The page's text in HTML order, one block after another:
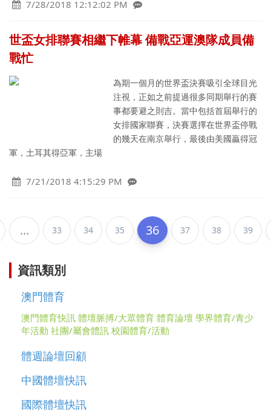
7/28/2018 12:12:02 PM
世盃女排聯賽相繼下帷幕 備戰亞運澳隊成員備
戰忙
為期一個月的世界盃決賽吸引全球目光
注視，正如之前提過很多同期舉行的賽
事都要避之則吉。當中包括首屆舉行的
女排國家聯賽，決賽選擇在世界盃停戰
的幾天在南京舉行，最後由美國贏得冠
軍，土耳其得亞軍，主場
7/21/2018 4:15:29 PM
... 33 34 35 36 37 38 39
資訊類別
澳門體育
澳門體育快訊 體壇脈搏/大眾體育 體育論壇 學界體育/青少
年活動 社團/屬會體訊 校園體育/活動
體週論壇回顧
中國體壇快訊
國際體壇快訊